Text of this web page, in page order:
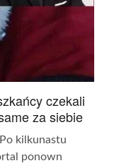
czekali
za siebie
kilkunastu
ponown